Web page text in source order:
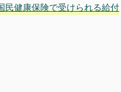
民健康保険で受けられる給付